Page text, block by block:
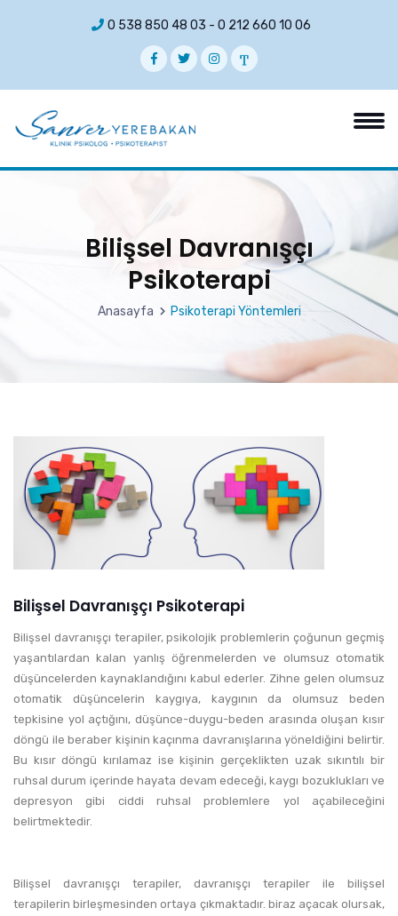
0 538 850 48 03 - 0 212 660 10 06
Bilişsel Davranışçı
Psikoterapi
Anasayfa Psikoterapi Yöntemleri
Bilişsel Davranışçı Psikoterapi
Bilişsel davranışçı terapiler, psikolojik problemlerin çoğunun geçmiş
yaşantılardan kalan yanlış öğrenmelerden ve olumsuz otomatik
düşüncelerden kaynaklandığını kabul ederler. Zihne gelen olumsuz
otomatik düşüncelerin kaygıya, kaygının da olumsuz beden
tepkisine yol açtığını, düşünce-duygu-beden arasında oluşan kısır
döngü ile beraber kişinin kaçınma davranışlarına yöneldiğini belirtir.
Bu kısır döngü kırılamaz ise kişinin gerçeklikten uzak sıkıntılı bir
ruhsal durum içerinde hayata devam edeceği, kaygı bozuklukları ve
depresyon gibi ciddi ruhsal problemlere yol açabileceğini
belirtmektedir.
Bilişsel davranışçı terapiler, davranışçı terapiler ile bilişsel
terapilerin birleşmesinden ortaya çıkmaktadır. biraz açacak olursak,